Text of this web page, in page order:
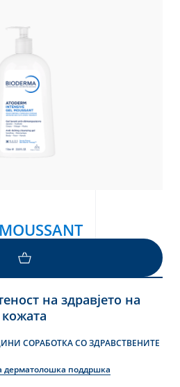
на здравјето на
кожата
СОРАБОТКА СО ЗДРАВСТВЕНИТЕ
дерматолошка поддршка